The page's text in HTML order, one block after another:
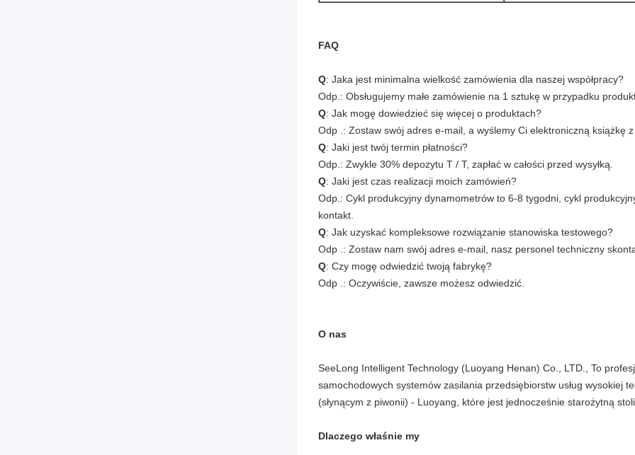
FAQ
Q: Jaka jest minimalna wielkość zamówienia dla naszej współpracy?
Odp.: Obsługujemy małe zamówienie na 1 sztukę w przypadku
Q: Jak mogę dowiedzieć się więcej o produktach?
Odp .: Zostaw swój adres e-mail, a wyślemy Ci elektroniczną książkę
Q: Jaki jest twój termin płatności?
Odp.: Zwykle 30% depozytu T / T, zapłać w całości przed wysyłką.
Q: Jaki jest czas realizacji moich zamówień?
Odp.: Cykl produkcyjny dynamometrów to 6-8 tygodni, cykl
kontakt.
Q: Jak uzyskać kompleksowe rozwiązanie stanowiska testowego?
Odp .: Zostaw nam swój adres e-mail, nasz personel techniczny
Q: Czy mogę odwiedzić twoją fabrykę?
Odp .: Oczywiście, zawsze możesz odwiedzić.
O nas
SeeLong Intelligent Technology (Luoyang Henan) Co., LTD., To
samochodowych systemów zasilania przedsiębiorstw usług wysokiej
(słynącym z piwonii) - Luoyang, które jest jednocześnie starożytną
Dlaczego właśnie my